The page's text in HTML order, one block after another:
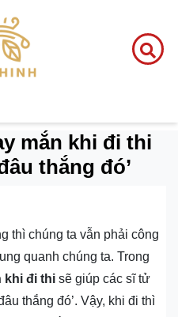
mắn khi đi thi
thắng đó’
thì chúng ta vẫn phải công
quanh chúng ta. Trong
khi đi thi sẽ giúp các sĩ tử
thắng đó’. Vậy, khi đi thì